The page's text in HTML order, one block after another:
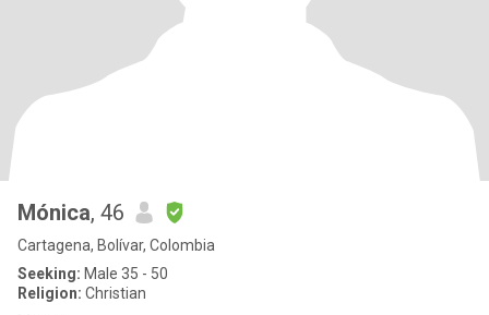
Mónica, 46
Cartagena, Bolívar, Colombia
Seeking: Male 35 - 50
Religion: Christian